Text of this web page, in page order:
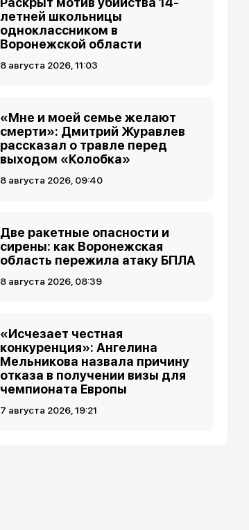
летней школьницы
одноклассником в
Воронежской области
8 августа 2026, 11:03
«Мне и моей семье желают
смерти»: Дмитрий Журавлев
рассказал о травле перед
выходом «Колобка»
8 августа 2026, 09:40
Две ракетные опасности и
сирены: как Воронежская
область пережила атаку БПЛА
8 августа 2026, 08:39
«Исчезает честная
конкуренция»: Ангелина
Мельникова назвала причину
отказа в получении визы для
чемпионата Европы
7 августа 2026, 19:21